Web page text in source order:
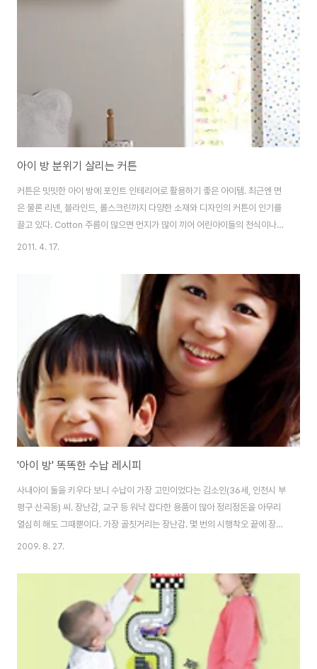
의자를 별도로 구매하는 제품은 가격이 더 비싸질 수 있으므로 가급적 의자와
세트인 것으로 고른다. 3 상판은 넓을수록 좋다 둘 이상 사용하려면 테..
아이 방 분위기 살리는 커튼
커튼은 밋밋한 아이 방에 포인트 인테리어로 활용하기 좋은 아이템. 최근엔 면
은 물론 리넨, 블라인드, 롤스크린까지 다양한 소재와 디자인의 커튼이 인기를
끌고 있다. Cotton 주름이 많으면 먼지가 많이 끼어 어린아이들의 천식이나
아토피를 유발할 수 있으므로 주름이 적고 세탁이 가능한 심플한 디자인을 고
못한다면 심플한 도트나 스트라이프 같은 디자인이 무난하다. 동대문시장에서
직접 천을 떼서 제작할 경우엔 아이 방의 창문 사이즈를 잰 다음 디자인을 그리
거나 프린트한 뒤 원단시장에서 천을 구입하면 된다. 면은 1마당
4000~6000원, 제작비는 1폭당 5000원 선으로 잡으면 충분하다. 수입 원
단이나 길이가 길어질 경우에는 공..
2011. 4. 17.
'아이 방' 똑똑한 수납 레시피
사내아이 둘을 키우다 보니 수납이 가장 고민이었다는 김소인(36세, 인천시 부
평구 산곡동) 씨. 장난감, 교구 등 워낙 잡다한 용품이 많아 정리정돈을 아무리
열심히 해도 그때뿐이다. 가장 골칫거리는 장난감. 몇 번의 시행착오 끝에 장난
감을 굳이 종류별로 정리하고 반듯하게 놓으려하기보다는 한 통에 크기별로 모
쓰지 않는 물건을 과감하게 버리는 것. 아이가 자라서 못 입게 된 옷이나 장난감
은 친척들에게 선물하거나 그때그때 버린다. 또한 아이 방을 꾸밀 욕심에 이것
저것 많이 사서 놓으면 일관성도 없고 방이 복잡해 보이므로 쇼핑할 때는 계획
적으로 필요한 목록과 사이즈와 색 등을 미리 체크한 뒤 구입한다. 작은 공간 안
에 이불, 침구, ..
2009. 8. 27.